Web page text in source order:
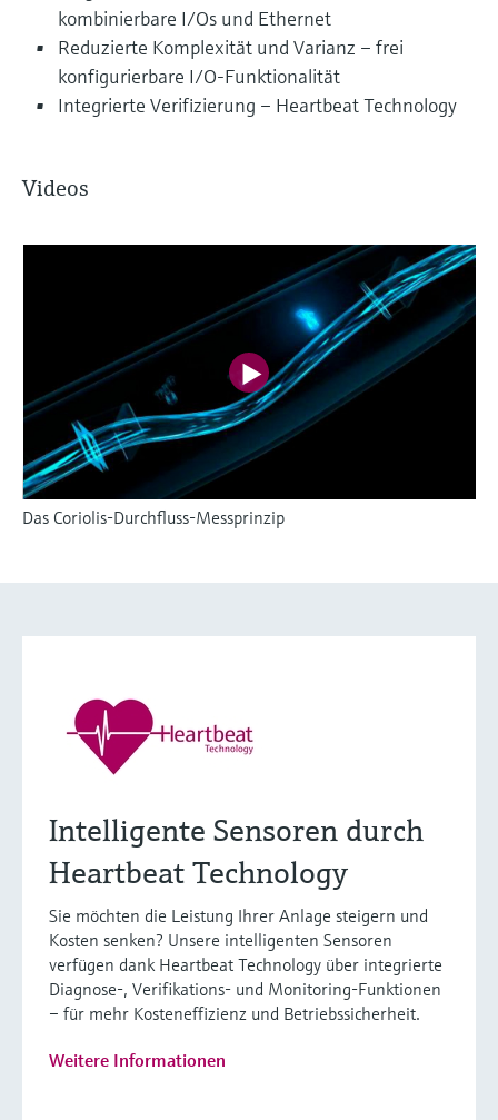
kombinierbare I/Os und Ethernet
Reduzierte Komplexität und Varianz – frei
konfigurierbare I/O-Funktionalität
Integrierte Verifizierung – Heartbeat Technology
Videos
Das Coriolis-Durchfluss-Messprinzip
Intelligente Sensoren durch
Heartbeat Technology
Sie möchten die Leistung Ihrer Anlage steigern und
Kosten senken? Unsere intelligenten Sensoren
verfügen dank Heartbeat Technology über integrierte
Diagnose-, Verifikations- und Monitoring-Funktionen
– für mehr Kosteneffizienz und Betriebssicherheit.
Weitere Informationen